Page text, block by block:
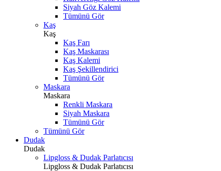
Siyah Göz Kalemi
Tümünü Gör
Kaş
Kaş
Kaş Farı
Kaş Maskarası
Kaş Kalemi
Kaş Şekillendirici
Tümünü Gör
Maskara
Maskara
Renkli Maskara
Siyah Maskara
Tümünü Gör
Tümünü Gör
Dudak
Dudak
Lipgloss & Dudak Parlatıcısı
Lipgloss & Dudak Parlatıcısı